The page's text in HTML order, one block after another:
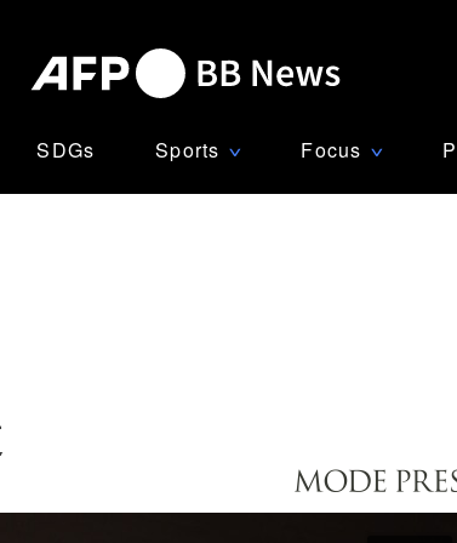
SDGs Sports ∨ Focus ∨